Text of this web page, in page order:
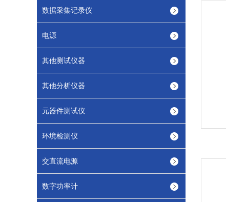
数据采集记录仪
电源
其他测试仪器
其他分析仪器
元器件测试仪
环境检测仪
交直流电源
数字功率计